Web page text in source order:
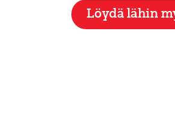
Löydä lähin